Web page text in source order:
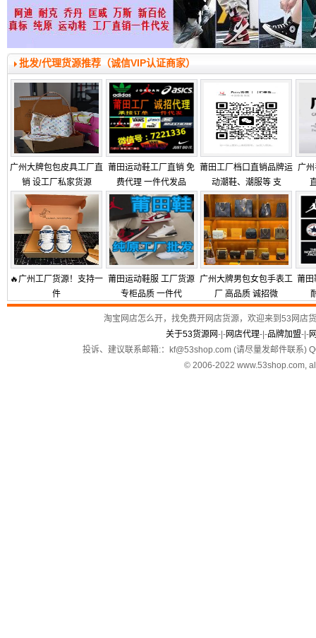
批发/代理货源推荐（诚信VIP认证商家）
广州大牌包包皮具工厂直
销 设工厂私家货源
莆田运动鞋工厂直销 免
费代理 一件代发品
莆田工厂档口直销品牌运
动潮鞋、潮服等 支
广
🔥广州工厂货源！支持一
件
莆田运动鞋服 工厂货源
专柜品质 一件代
广州大牌男包女包手表工
厂 高品质 诚招微
莆
淘宝网店怎么开，找免费开网店货源，欢迎来到53网店
关于53货源网-|-网店代理-|-品牌加盟-|-
投诉、建议联系邮箱:：kf@53shop.com (请尽量发邮件联系)
© 2006-2022 www.53shop.com,